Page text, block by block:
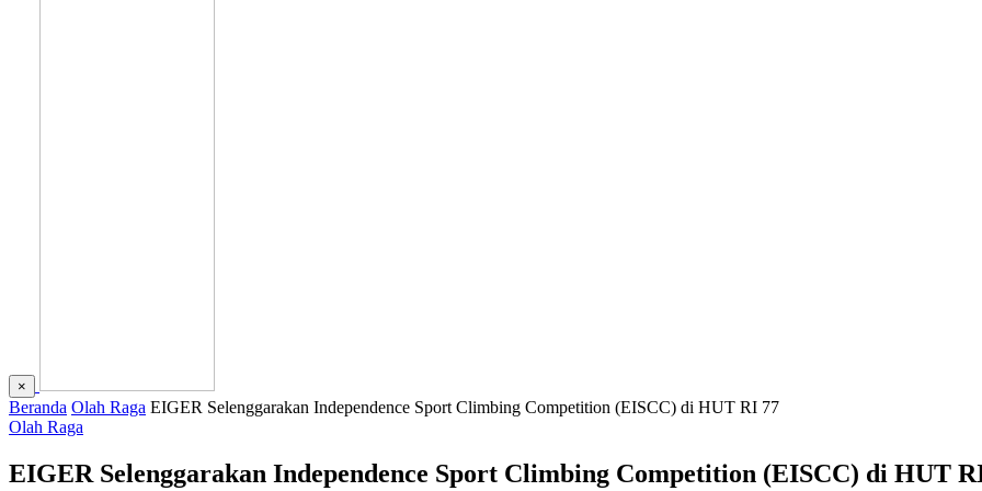
×
Beranda Olah Raga EIGER Selenggarakan Independence Sport Climbing Competition (EISCC) di HUT RI 77
Olah Raga
EIGER Selenggarakan Independence Sport Climbing Competition (EISCC) di HUT